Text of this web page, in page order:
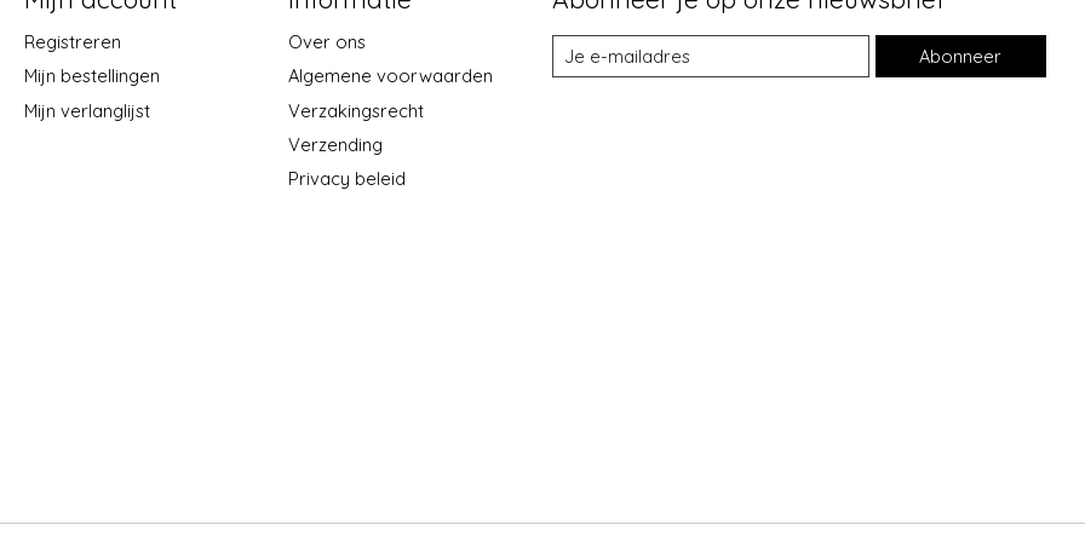
Registreren
Mijn bestellingen
Mijn verlanglijst
Over ons
Algemene voorwaarden
Verzakingsrecht
Verzending
Privacy beleid
Abonneer